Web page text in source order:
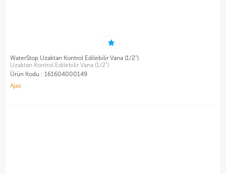
WaterStop Uzaktan Kontrol Edilebilir Vana (1/2")
Uzaktan Kontrol Edilebilir Vana (1/2")
Ürün Kodu : 161604000149
Ajax